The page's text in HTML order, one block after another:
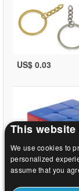
US$ 0.03
This
We use cookies to
personalized
assume that you